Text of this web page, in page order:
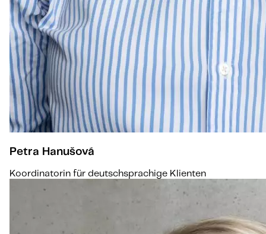
Petra Hanušová
Koordinatorin für deutschsprachige Klienten